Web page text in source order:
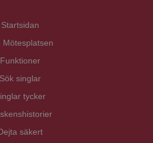
Startsidan
Mötesplatsen
Funktioner
Sök singlar
tycker
säkert